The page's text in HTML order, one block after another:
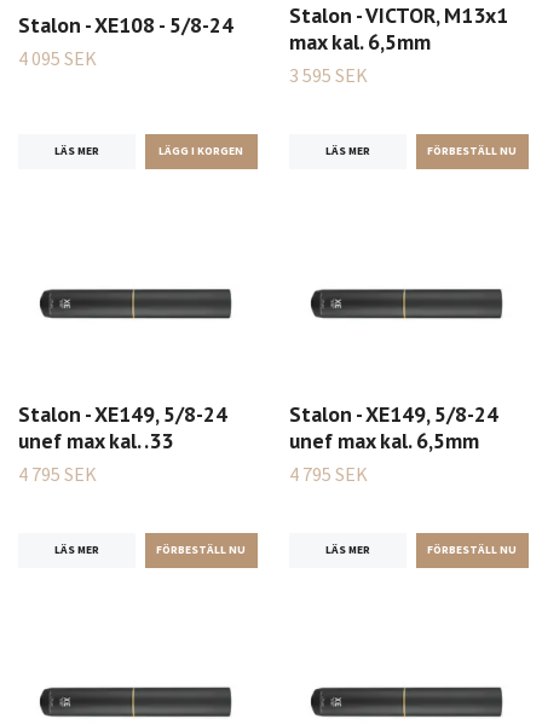
Stalon - XE108 - 5/8-24
4 095 SEK
LÄS MER
Stalon - VICTOR, M13x1
max kal. 6,5mm
3 595 SEK
LÄS MER
Stalon - XE149, 5/8-24
unef max kal. .33
4 795 SEK
LÄS MER
Stalon - XE149, 5/8-24
unef max kal. 6,5mm
4 795 SEK
LÄS MER